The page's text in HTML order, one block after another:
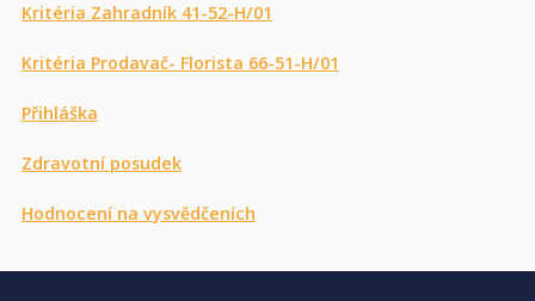
Kritéria Zahradník 41-52-H/01
Kritéria Prodavač- Florista 66-51-H/01
Přihláška
Zdravotní posudek
Hodnocení na vysvědčeních